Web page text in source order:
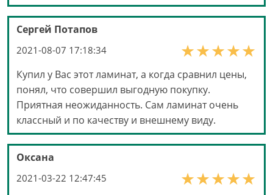
Сергей Потапов
2021-08-07 17:18:34
Купил у Вас этот ламинат, а когда сравнил цены,
понял, что совершил выгодную покупку.
Приятная неожиданность. Сам ламинат очень
классный и по качеству и внешнему виду.
Оксана
2021-03-22 12:47:45